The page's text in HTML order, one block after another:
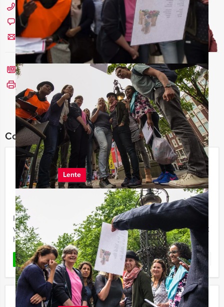
073 20 20 980
Chat met Maaike
Stuur ons een mailtje
Bel mij terug
Bekijk printbare versie
Combineer dit uitje met:
Fietspuzzeltocht in Den Bosch
Lente
Vanaf€ 34,50 p.p. excl. BTW
Vanaf 12 personen ‐ 3 uur en 30 minuten
In teams van 8 personen een heerlijke fietspuzzeltocht
van Den Bosch Evenementen beleven, al puzzelend het
historische centrum van Den Bosch doorkruizen.
LEES MEER Favoriet
Crazy 88! Carnavals Editie